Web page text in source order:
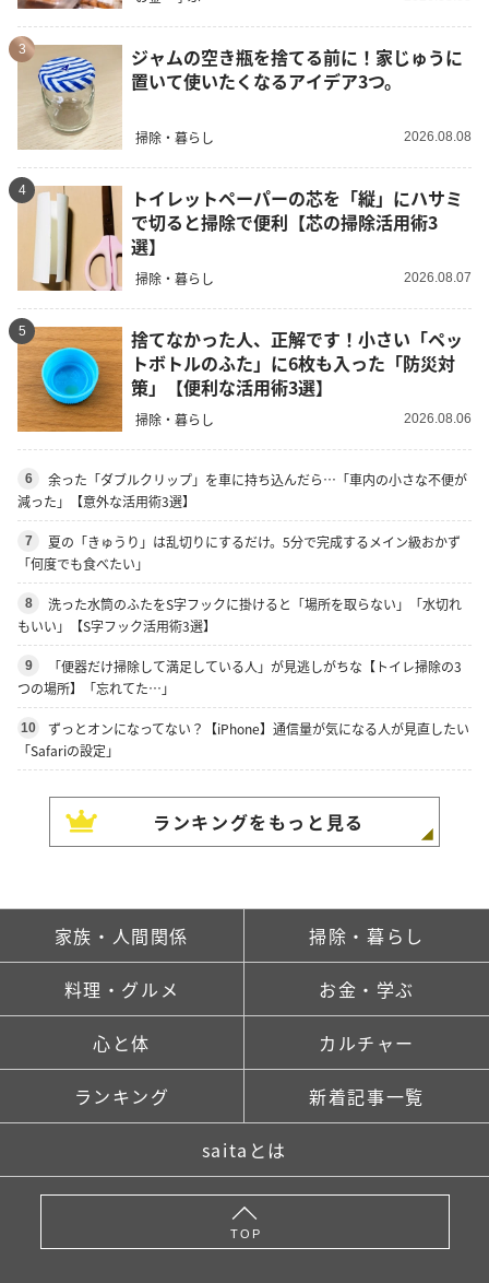
3
ジャムの空き瓶を捨てる前に！家じゅうに
置いて使いたくなるアイデア3つ。
掃除・暮らし 2026.08.08
4
トイレットペーパーの芯を「縦」にハサミ
で切ると掃除で便利【芯の掃除活用術3
選】
掃除・暮らし 2026.08.07
5
捨てなかった人、正解です！小さい「ペッ
トボトルのふた」に6枚も入った「防災対
策」【便利な活用術3選】
掃除・暮らし 2026.08.06
6
余った「ダブルクリップ」を車に持ち込んだら…「車内の小さな不便が
減った」【意外な活用術3選】
7
夏の「きゅうり」は乱切りにするだけ。5分で完成するメイン級おかず
「何度でも食べたい」
8
洗った水筒のふたをS字フックに掛けると「場所を取らない」「水切れ
もいい」【S字フック活用術3選】
9
「便器だけ掃除して満足している人」が見逃しがちな【トイレ掃除の3
つの場所】「忘れてた…」
10
ずっとオンになってない？【iPhone】通信量が気になる人が見直したい
「Safariの設定」
ランキングをもっと見る
家族・人間関係 掃除・暮らし
料理・グルメ お金・学ぶ
心と体 カルチャー
ランキング 新着記事一覧
saitaとは
TOP